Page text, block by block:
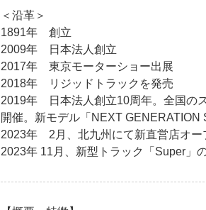
＜沿革＞
1891年 創立
2009年 日本法人創立
2017年 東京モーターショー出展
2018年 リジッドトラックを発売
2019年 日本法人創立10周年。全国の
開催。新モデル「NEXT GENERATION
2023年 2月、北九州にて新直営店オー
2023年 11月、新型トラック「Super」